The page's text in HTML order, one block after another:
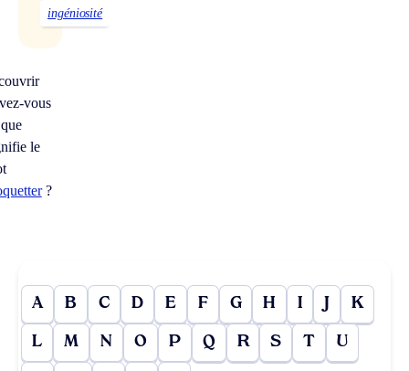
ingéniosité
vous
le
?
A B C D E F G H I J K
L M N O P Q R S T U